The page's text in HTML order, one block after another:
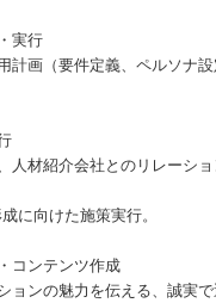
実行
計画（要件定義、ペルソナ
人材紹介会社とのリレーシ
に向けた施策実行。
コンテンツ作成
ョンの魅力を伝える、誠実